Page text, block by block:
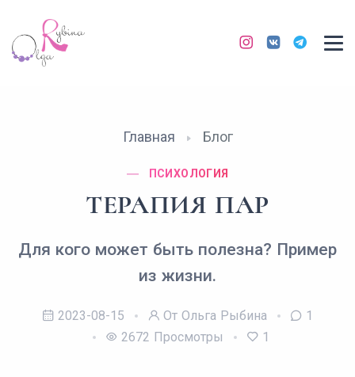
Главная Блог
ПСИХОЛОГИЯ
ТЕРАПИЯ ПАР
Для кого может быть полезна? Пример
из жизни.
2023-08-15 От Ольга Рыбина
1
2672 Просмотры 1